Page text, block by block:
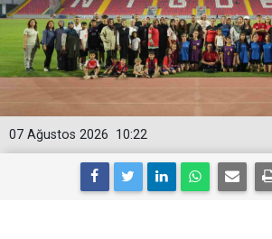
10:22
07 Ağustos 2026